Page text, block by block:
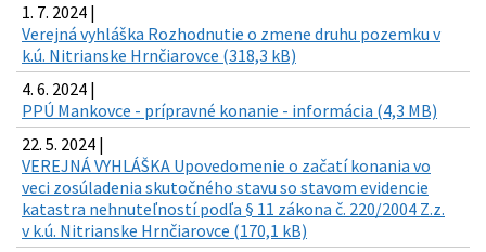
1. 7. 2024 |
Verejná vyhláška Rozhodnutie o zmene druhu pozemku v
k.ú. Nitrianske Hrnčiarovce (318,3 kB)
4. 6. 2024 |
PPÚ Mankovce - prípravné konanie - informácia (4,3 MB)
22. 5. 2024 |
VEREJNÁ VYHLÁŠKA Upovedomenie o začatí konania vo
veci zosúladenia skutočného stavu so stavom evidencie
katastra nehnuteľností podľa § 11 zákona č. 220/2004 Z.z.
v k.ú. Nitrianske Hrnčiarovce (170,1 kB)